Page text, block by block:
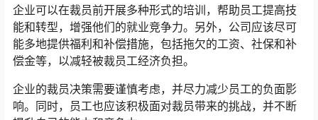
企业可以在裁员前开展多种形式的培训，帮助员工提高技
能和转型，增强他们的就业竞争力。另外，公司应该尽可
能多地提供福利和补偿措施，包括拖欠的工资、社保和补
偿金等，以减轻被裁员工经济负担。
企业的裁员决策需要谨慎考虑，并尽力减少员工的负面影
响。同时，员工也应该积极面对裁员带来的挑战，并不断